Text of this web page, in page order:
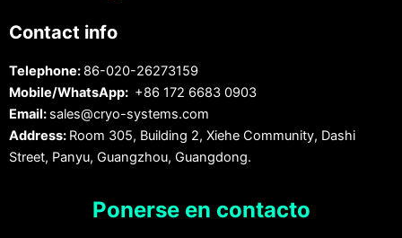
Contact info
Telephone: 86-020-26273159
Mobile/WhatsApp: +86 172 6683 0903
Email: sales@cryo-systems.com
Address: Room 305, Building 2, Xiehe Community, Dashi
Street, Panyu, Guangzhou, Guangdong.
Ponerse en contacto